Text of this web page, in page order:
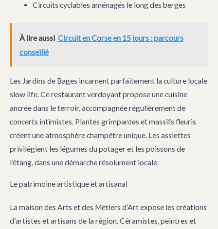
Circuits cyclables aménagés le long des berges
À lire aussi Circuit en Corse en 15 jours : parcours
conseillé
Les Jardins de Bages incarnent parfaitement la culture locale
slow life. Ce restaurant verdoyant propose une cuisine
ancrée dans le terroir, accompagnée régulièrement de
concerts intimistes. Plantes grimpantes et massifs fleuris
créent une atmosphère champêtre unique. Les assiettes
privilégient les légumes du potager et les poissons de
l’étang, dans une démarche résolument locale.
Le patrimoine artistique et artisanal
La maison des Arts et des Métiers d’Art expose les créations
d’artistes et artisans de la région. Céramistes, peintres et